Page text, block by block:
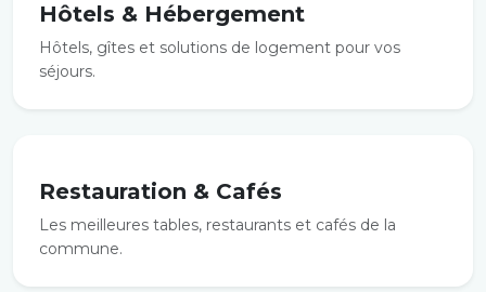
Hôtels & Hébergement
Hôtels, gîtes et solutions de logement pour vos
séjours.
Restauration & Cafés
Les meilleures tables, restaurants et cafés de la
commune.